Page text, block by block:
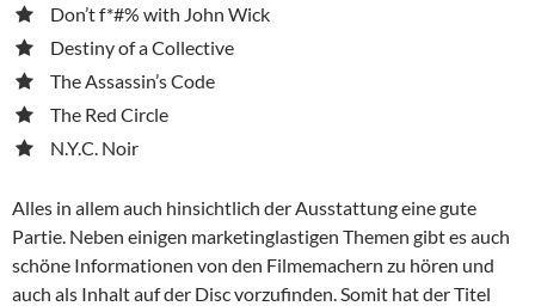
Don’t f*#% with John Wick
Destiny of a Collective
The Assassin’s Code
The Red Circle
N.Y.C. Noir
Alles in allem auch hinsichtlich der Ausstattung eine gute
Partie. Neben einigen marketinglastigen Themen gibt es auch
schöne Informationen von den Filmemachern zu hören und
auch als Inhalt auf der Disc vorzufinden. Somit hat der Titel